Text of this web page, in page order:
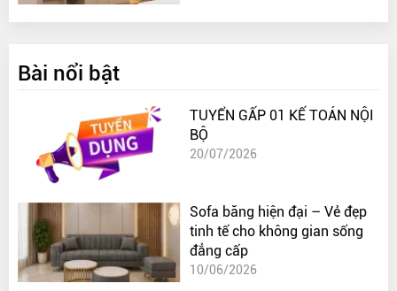
Bài nổi bật
TUYỂN GẤP 01 KẾ TOÁN NỘI
BỘ
20/07/2026
Sofa băng hiện đại – Vẻ đẹp
tinh tế cho không gian sống
đẳng cấp
10/06/2026